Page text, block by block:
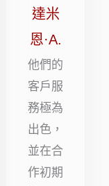
顆
星
（滿
分
5
顆
星）
達米
恩·A.
他們的
客戶服
務極為
出色，
並在合
作初期